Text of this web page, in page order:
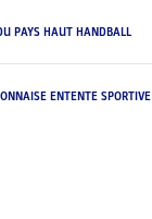
PAYS HAUT HANDBALL
ENTENTE SPORTIVE